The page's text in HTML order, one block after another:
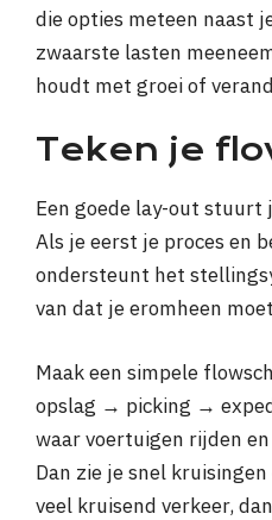
die opties meteen naast
zwaarste lasten
houdt met groei of
Teken je
Een goede lay-out stuurt
Als je eerst je proces en
ondersteunt het
van dat je eromheen
Maak een simpele
opslag → picking →
waar voertuigen rijden
Dan zie je snel
veel kruisend verkeer,